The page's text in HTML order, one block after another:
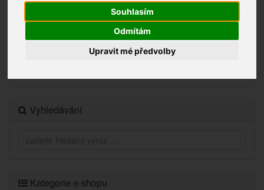
Souhlasím
Odmítám
Upravit mé předvolby
Novinky
Vyhledávání
Kategorie e-shopu